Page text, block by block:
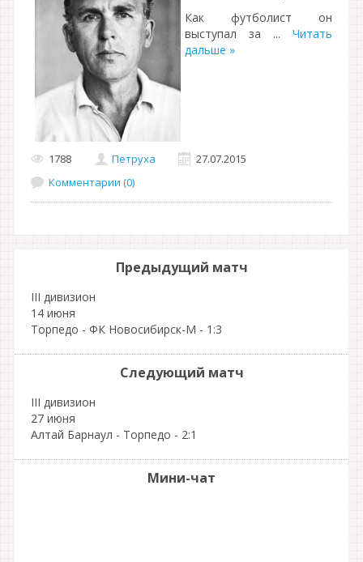
Как футболист он
выступал за ... Читать
дальше »
1788 Петруха
27.07.2015
Комментарии (0)
Предыдущий матч
III дивизион
14 июня
Торпедо - ФК Новосибирск-М - 1:3
Следующий матч
III дивизион
27 июня
Алтай Барнаул - Торпедо - 2:1
Мини-чат